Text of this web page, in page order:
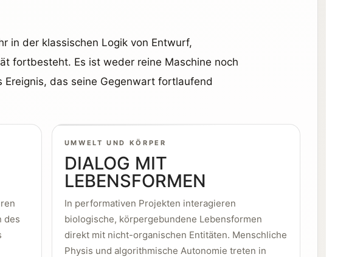
in der klassischen Logik von Entwurf,
fortbesteht. Es ist weder reine Maschine noch
das seine Gegenwart fortlaufend
des
UMWELT UND KÖRPER
DIALOG MIT
LEBENSFORMEN
In performativen Projekten interagieren
biologische, körpergebundene Lebensformen
direkt mit nicht-organischen Entitäten. Menschliche
Physis und algorithmische Autonomie treten in